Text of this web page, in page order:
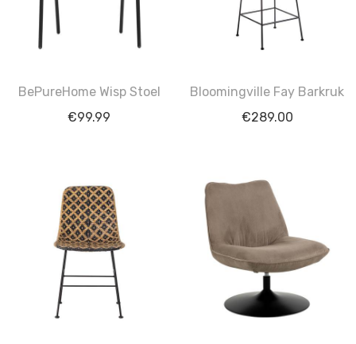
BePureHome Wisp Stoel
€99.99
Bloomingville Fay Barkruk
€289.00